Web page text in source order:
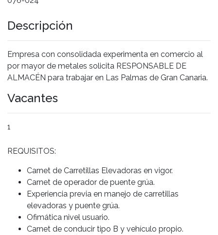
Descripción
Empresa con consolidada experimenta en comercio al
por mayor de metales solicita RESPONSABLE DE
ALMACÉN para trabajar en Las Palmas de Gran Canaria.
Vacantes
1
REQUISITOS:
Carnet de Carretillas Elevadoras en vigor.
Carnet de operador de puente grúa.
Experiencia previa en manejo de carretillas
elevadoras y puente grúa.
Ofimática nivel usuario.
Carnet de conducir tipo B y vehículo propio.